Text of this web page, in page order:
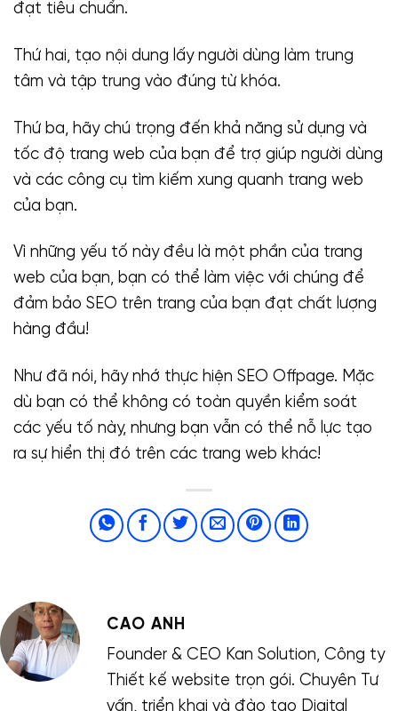
đạt tiêu chuẩn.
Thứ hai, tạo nội dung lấy người dùng làm trung
tâm và tập trung vào đúng từ khóa.
Thứ ba, hãy chú trọng đến khả năng sử dụng và
tốc độ trang web của bạn để trợ giúp người dùng
và các công cụ tìm kiếm xung quanh trang web
của bạn.
Vì những yếu tố này đều là một phần của trang
web của bạn, bạn có thể làm việc với chúng để
đảm bảo SEO trên trang của bạn đạt chất lượng
hàng đầu!
Như đã nói, hãy nhớ thực hiện SEO Offpage. Mặc
dù bạn có thể không có toàn quyền kiểm soát
các yếu tố này, nhưng bạn vẫn có thể nỗ lực tạo
ra sự hiển thị đó trên các trang web khác!
CAO ANH
Founder & CEO Kan Solution, Công ty
Thiết kế website trọn gói. Chuyên Tư
vấn, triển khai và đào tạo Digital